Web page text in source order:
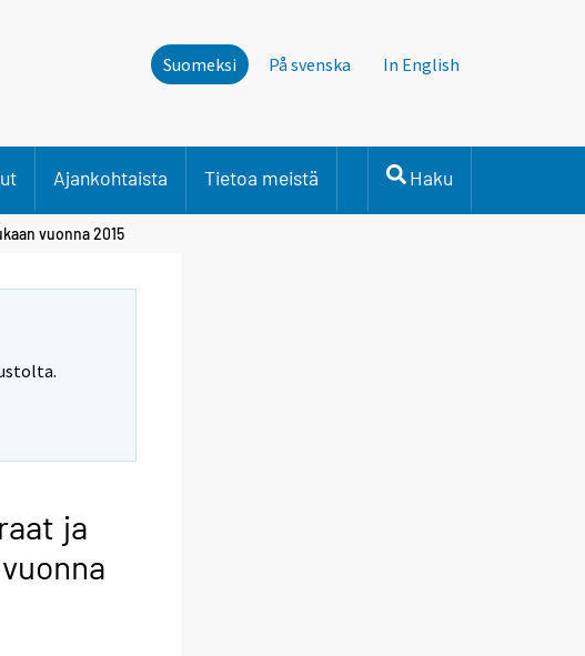
Suomeksi På svenska In English
Ajankohtaista Tietoa meistä Haku
vuonna 2015
ja